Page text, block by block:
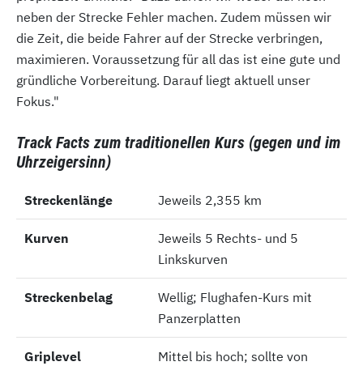
neben der Strecke Fehler machen. Zudem müssen wir
die Zeit, die beide Fahrer auf der Strecke verbringen,
maximieren. Voraussetzung für all das ist eine gute und
gründliche Vorbereitung. Darauf liegt aktuell unser
Fokus."
Track Facts zum traditionellen Kurs (gegen und im
Uhrzeigersinn)
Streckenlänge Jeweils 2,355 km
Kurven
Jeweils 5 Rechts- und 5
Linkskurven
Streckenbelag
Wellig; Flughafen-Kurs mit
Panzerplatten
Griplevel
Mittel bis hoch; sollte von
Streckenlänge
Kurven
Streckenbelag
Griplevel